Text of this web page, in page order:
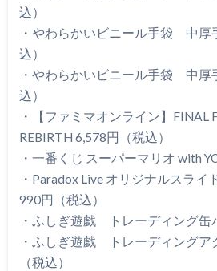
込）
・やわらかいビニール手袋 中厚
込）
・やわらかいビニール手袋 中厚
込）
・【ファミマオンライン】FINAL
REBIRTH 6,578円（税込）
・一番くじ スーパーマリオ with
・Paradox Live オリジナルスライ
990円（税込）
・ふしぎ遊戯 トレーディング缶
・ふしぎ遊戯 トレーディングア
（税込）